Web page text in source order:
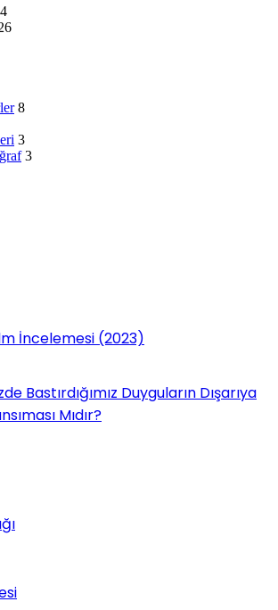
8
3
3
İncelemesi (2023)
Bastırdığımız Duyguların Dışarıya
Mıdır?